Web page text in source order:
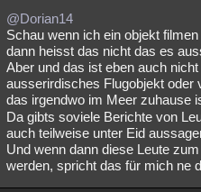
@Dorian14
Schau wenn ich ein objekt
dann heisst das nicht das es
Aber und das ist eben auch
ausserirdisches Flugobjekt oder
das irgendwo im Meer zuhause
Da gibts soviele Berichte von
auch teilweise unter Eid
Und wenn dann diese Leute
werden, spricht das für mich ne